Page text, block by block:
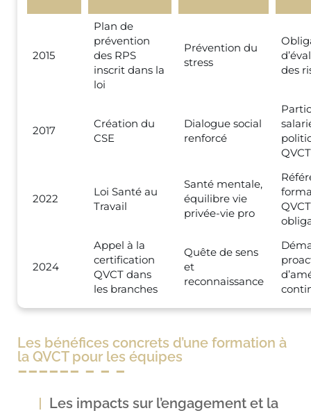
2015
Plan de
prévention
des RPS
inscrit dans la
loi
Prévention du
stress
des
2017
Création du
CSE
Dialogue social
renforcé
QVCT
2022
Loi Santé au
Travail
Santé mentale,
équilibre vie
privée-vie pro
QVCT
2024
Appel à la
certification
QVCT dans
les branches
Quête de sens
et
reconnaissance
Les bénéfices concrets d’une formation à
la QVCT pour les équipes
Les impacts sur l’engagement et la